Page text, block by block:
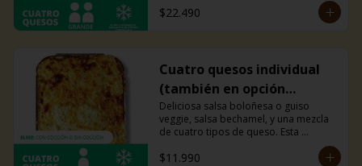
Recomendada para 2 personas.
$22.490
Cuatro quesos individual
(también en opción
veggie)
Deliciosa salsa boloñesa o guiso
veggie, salsa bechamel, y una mezcla
de cuatro tipos de queso. Esta
combinación hará explotar tu paladar.
$11.990